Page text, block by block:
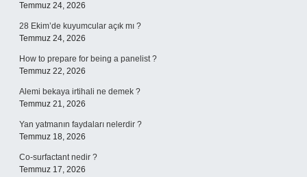
Temmuz 24, 2026
28 Ekim’de kuyumcular açık mı ?
Temmuz 24, 2026
How to prepare for being a panelist ?
Temmuz 22, 2026
Alemi bekaya irtihali ne demek ?
Temmuz 21, 2026
Yan yatmanın faydaları nelerdir ?
Temmuz 18, 2026
Co-surfactant nedir ?
Temmuz 17, 2026